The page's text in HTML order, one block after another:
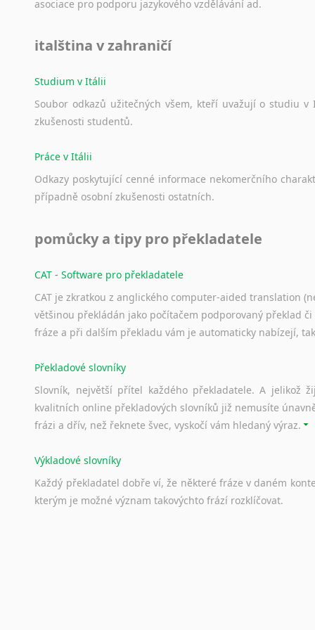
asociace pro podporu jazykového vzdělávání ad.
italština v zahraničí
Studium v Itálii
Soubor odkazů užitečných všem, kteří uvažují o studiu v
zkušenosti studentů.
Práce v Itálii
Odkazy poskytující cenné informace nekomerčního
případně osobní zkušenosti ostatních.
pomůcky a tipy pro překladatele
CAT - Software pro překladatele
CAT je zkratkou z anglického computer-aided translation
většinou překládán jako počítačem podporovaný překlad
fráze a při dalším překladu vám je automaticky nabízejí,
Překladové slovníky
Slovník, největší přítel každého překladatele. A jelikož
kvalitních online překladových slovníků již nemusíte
frázi a dřív, než řeknete švec, vyskočí vám hledaný výraz.
Výkladové slovníky
Každý překladatel dobře ví, že některé fráze v daném
kterým je možné význam takovýchto frází rozklíčovat.